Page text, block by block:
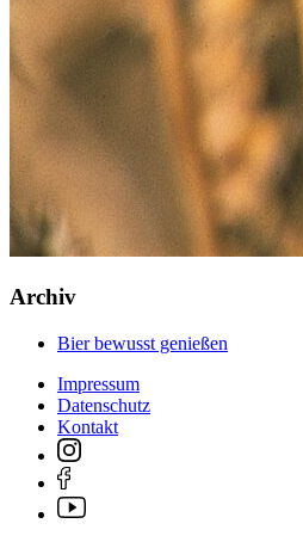
Archiv
Bier bewusst genießen
Impressum
Datenschutz
Kontakt